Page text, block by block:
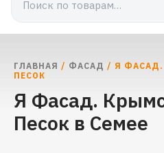
ГЛАВНАЯ / ФАСАД / Я ФАСАД.
ПЕСОК
Я Фасад.
Песок в Семее